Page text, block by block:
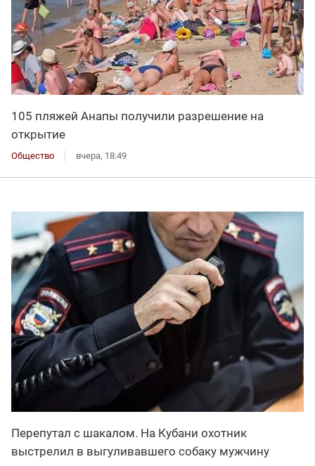
105 пляжей Анапы получили разрешение на
открытие
Общество вчера, 18:49
Перепутал с шакалом. На Кубани охотник
выстрелил в выгуливавшего собаку мужчину